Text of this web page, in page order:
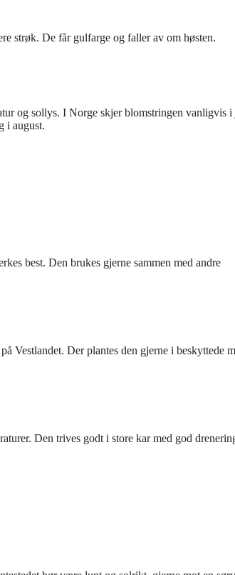
strøk. De får gulfarge og faller av om høsten.
og sollys. I Norge skjer blomstringen vanligvis
i august.
best. Den brukes gjerne sammen med andre
Vestlandet. Der plantes den gjerne i beskyttede
Den trives godt i store kar med god